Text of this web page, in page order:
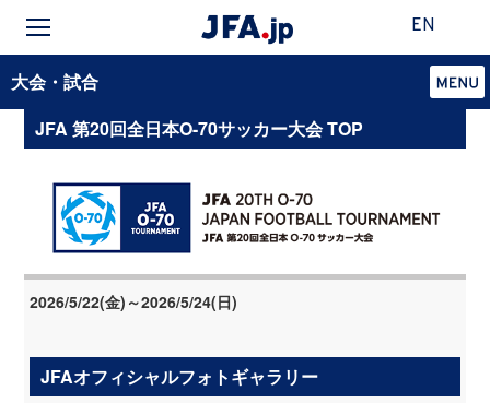
EN
大会・試合
JFA 第20回全日本O-70サッカー大会 TOP
2026/5/22(金)～2026/5/24(日)
JFAオフィシャルフォトギャラリー